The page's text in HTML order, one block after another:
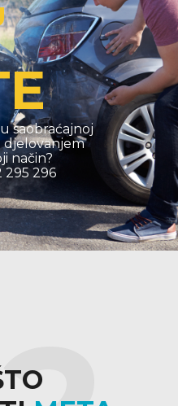
saobraćajnoj
djelovanjem
način?
295 296